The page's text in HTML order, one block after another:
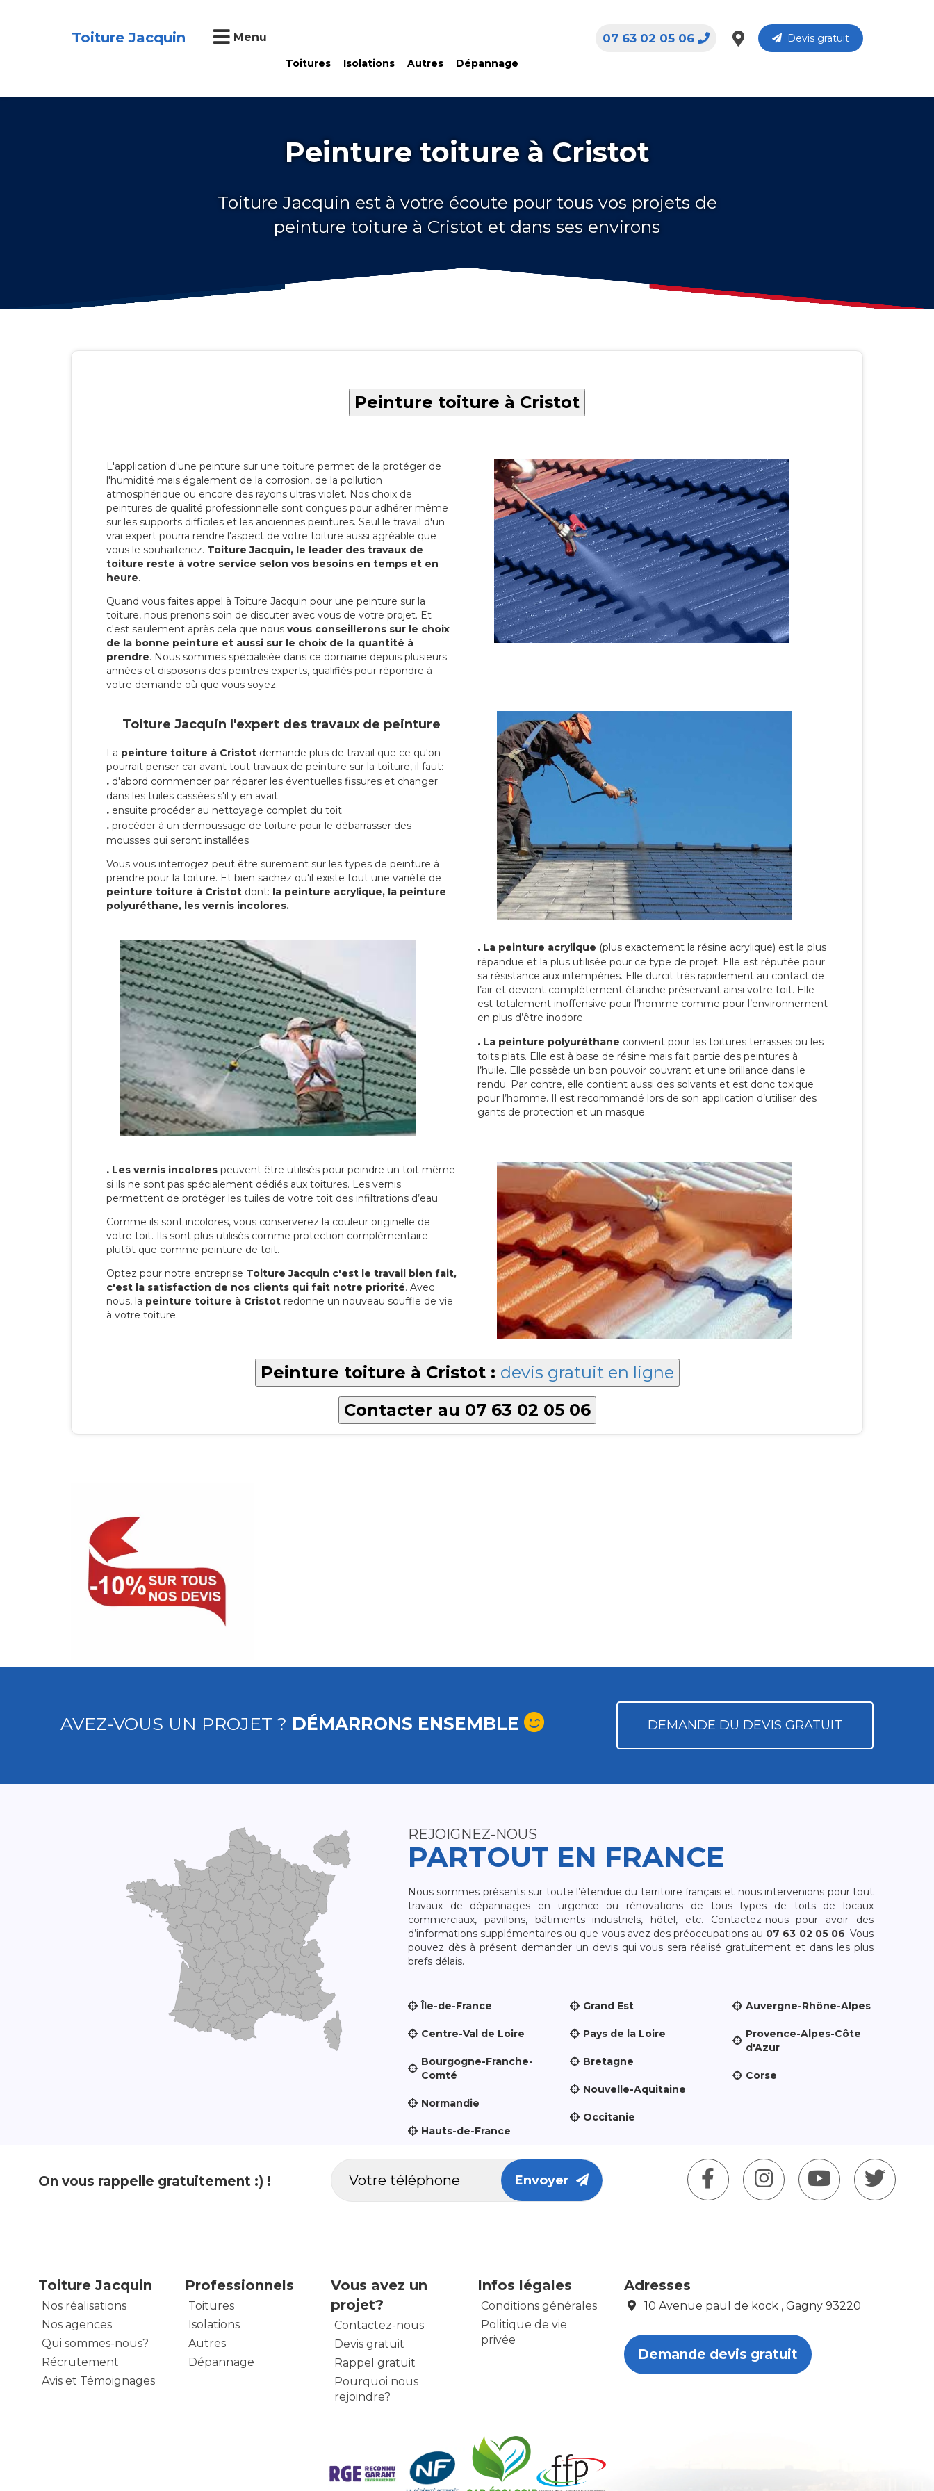
Toiture Jacquin Menu
Toitures Isolations Autres Dépannage
Devis gratuit
07 63 02 05 06
Peinture toiture à Cristot
Toiture Jacquin est à votre écoute pour tous vos projets de
peinture toiture à Cristot et dans ses environs
Peinture toiture à Cristot
L'application d'une peinture sur une toiture permet de la protéger de
l'humidité mais également de la corrosion, de la pollution
atmosphérique ou encore des rayons ultras violet. Nos choix de
peintures de qualité professionnelle sont conçues pour adhérer même
sur les supports difficiles et les anciennes peintures. Seul le travail d'un
vrai expert pourra rendre l'aspect de votre toiture aussi agréable que
vous le souhaiteriez. Toiture Jacquin, le leader des travaux de
toiture reste à votre service selon vos besoins en temps et en
heure.
Quand vous faites appel à Toiture Jacquin pour une peinture sur la
toiture, nous prenons soin de discuter avec vous de votre projet. Et
c'est seulement après cela que nous vous conseillerons sur le choix
de la bonne peinture et aussi sur le choix de la quantité à
prendre. Nous sommes spécialisée dans ce domaine depuis plusieurs
années et disposons des peintres experts, qualifiés pour répondre à
votre demande où que vous soyez.
Toiture Jacquin l'expert des travaux de peinture
La peinture toiture à Cristot demande plus de travail que ce qu'on
pourrait penser car avant tout travaux de peinture sur la toiture, il faut:
. d'abord commencer par réparer les éventuelles fissures et changer
dans les tuiles cassées s'il y en avait
. ensuite procéder au nettoyage complet du toit
. procéder à un demoussage de toiture pour le débarrasser des
mousses qui seront installées
Vous vous interrogez peut être surement sur les types de peinture à
prendre pour la toiture. Et bien sachez qu'il existe tout une variété de
peinture toiture à Cristot dont: la peinture acrylique, la peinture
polyuréthane, les vernis incolores.
. La peinture acrylique (plus exactement la résine acrylique) est la plus
répandue et la plus utilisée pour ce type de projet. Elle est réputée pour
sa résistance aux intempéries. Elle durcit très rapidement au contact de
l’air et devient complètement étanche préservant ainsi votre toit. Elle
est totalement inoffensive pour l’homme comme pour l’environnement
en plus d’être inodore.
. La peinture polyuréthane convient pour les toitures terrasses ou les
toits plats. Elle est à base de résine mais fait partie des peintures à
l’huile. Elle possède un bon pouvoir couvrant et une brillance dans le
rendu. Par contre, elle contient aussi des solvants et est donc toxique
pour l’homme. Il est recommandé lors de son application d’utiliser des
gants de protection et un masque.
. Les vernis incolores peuvent être utilisés pour peindre un toit même
si ils ne sont pas spécialement dédiés aux toitures. Les vernis
permettent de protéger les tuiles de votre toit des infiltrations d’eau.
Comme ils sont incolores, vous conserverez la couleur originelle de
votre toit. Ils sont plus utilisés comme protection complémentaire
plutôt que comme peinture de toit.
Optez pour notre entreprise Toiture Jacquin c'est le travail bien fait,
c'est la satisfaction de nos clients qui fait notre priorité. Avec
nous, la peinture toiture à Cristot redonne un nouveau souffle de vie
à votre toiture.
Peinture toiture à Cristot : devis gratuit en ligne
Contacter au 07 63 02 05 06
AVEZ-VOUS UN PROJET ? DÉMARRONS ENSEMBLE DEMANDE DU DEVIS GRATUIT
REJOIGNEZ-NOUS
PARTOUT EN FRANCE
Nous sommes présents sur toute l’étendue du territoire français et nous intervenions pour tout
travaux de dépannages en urgence ou rénovations de tous types de toits de locaux
commerciaux, pavillons, bâtiments industriels, hôtel, etc. Contactez-nous pour avoir des
d’informations supplémentaires ou que vous avez des préoccupations au 07 63 02 05 06. Vous
pouvez dès à présent demander un devis qui vous sera réalisé gratuitement et dans les plus
brefs délais.
Île-de-France
Centre-Val de Loire
Bourgogne-Franche-
Comté
Normandie
Hauts-de-France
Grand Est
Pays de la Loire
Bretagne
Nouvelle-Aquitaine
Occitanie
Auvergne-Rhône-Alpes
Provence-Alpes-Côte
d'Azur
Corse
On vous rappelle gratuitement :) ! Envoyer
Toiture Jacquin
Nos réalisations
Nos agences
Qui sommes-nous?
Récrutement
Avis et Témoignages
Professionnels
Toitures
Isolations
Autres
Dépannage
Vous avez un
projet?
Contactez-nous
Devis gratuit
Rappel gratuit
Pourquoi nous
rejoindre?
Infos légales
Conditions générales
Politique de vie
privée
Adresses
10 Avenue paul de kock , Gagny 93220
Demande devis gratuit